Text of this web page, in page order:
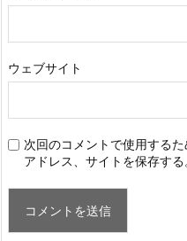
ウェブサイト
次回のコメントで使用する
アドレス、サイトを保存する